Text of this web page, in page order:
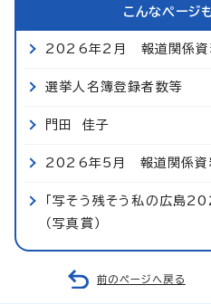
こんなページ
2026年2月 報道関係資
選挙人名簿登録者数等
門田 佳子
2026年5月 報道関係資
「写そう残そう私の広島
（写真賞）
前のページへ戻る